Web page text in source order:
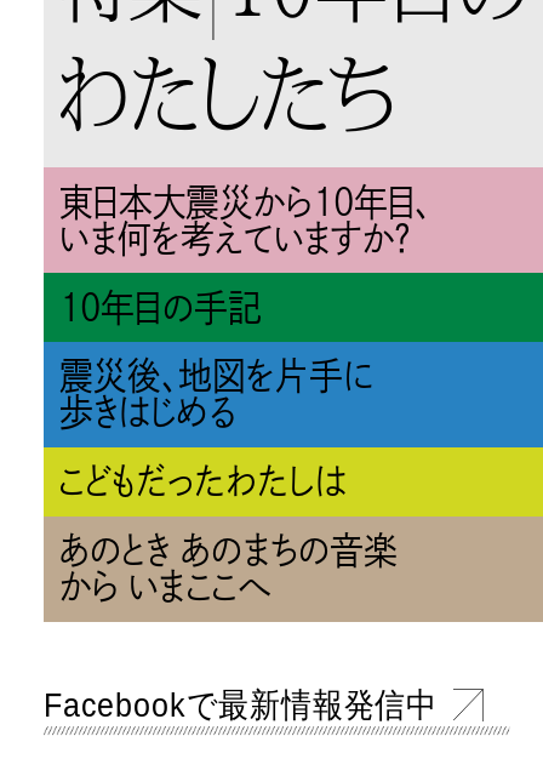
わたしたち
東日本大震災から10年目、
いま何を考えていますか？
10年目の手記
震災後、地図を片手に
歩きはじめる
こどもだったわたしは
あのとき あのまちの音楽
から いまここへ
Facebookで最新情報発信中